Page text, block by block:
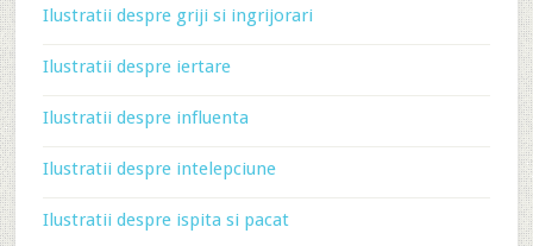
Ilustratii despre griji si ingrijorari
Ilustratii despre iertare
Ilustratii despre influenta
Ilustratii despre intelepciune
Ilustratii despre ispita si pacat